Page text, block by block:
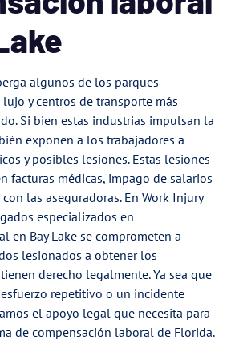
algunos de los parques
y centros de transporte más
Si bien estas industrias impulsan la
exponen a los trabajadores a
y posibles lesiones. Estas lesiones
facturas médicas, impago de salarios
las aseguradoras. En Work Injury
especializados en
en Bay Lake se comprometen a
lesionados a obtener los
derecho legalmente. Ya sea que
repetitivo o un incidente
el apoyo legal que necesita para
de compensación laboral de Florida.